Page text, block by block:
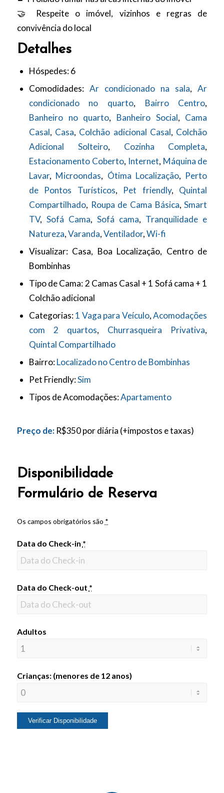
🤝 Respeite o imóvel, vizinhos e regras de
convivência do local
Detalhes
Hóspedes:6
Comodidades: Ar condicionado na sala,Ar
condicionado no quarto, Bairro Centro,
Banheiro no quarto, Banheiro Social, Cama
Casal, Casa, Colchão adicional Casal, Colchão
Adicional Solteiro, Cozinha Completa,
Estacionamento Coberto, Internet, Máquina de
Lavar, Microondas, Ótima Localização, Perto
de Pontos Turísticos, Pet friendly, Quintal
Compartilhado, Roupa de Cama Básica,Smart
TV, Sofá Cama,Sofá cama, Tranquilidade e
Natureza,Varanda,Ventilador,Wi-fi
Visualizar:Casa, Boa Localização, Centro de
Bombinhas
Tipo de Cama:2 Camas Casal + 1 Sofá cama + 1
Colchão adicional
Categorias:1 Vaga para Veículo,Acomodações
com 2 quartos, Churrasqueira Privativa,
Quintal Compartilhado
Bairro:Localizado no Centro de Bombinhas
Pet Friendly:Sim
Tipos de Acomodações:Apartamento
Preço de: R$350 por diária (+impostos e taxas)
Disponibilidade
Formulário de Reserva
Os campos obrigatórios são *
Data do Check-in *
Data do Check-out *
Adultos
Crianças: (menores de 12 anos)